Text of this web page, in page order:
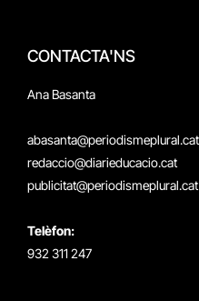
CONTACTA'NS
Ana Basanta
abasanta@periodismeplural.cat
redaccio@diarieducacio.cat
publicitat@periodismeplural.cat
Telèfon:
932 311 247